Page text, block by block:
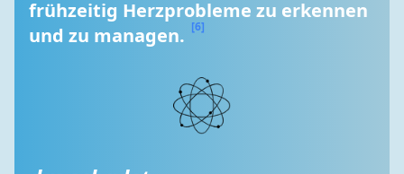
frühzeitig Herzprobleme zu erkennen
und zu managen. [6]